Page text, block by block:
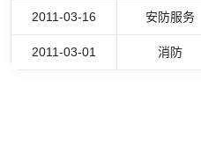
2011-03-16 安防服务
2011-03-01 消防